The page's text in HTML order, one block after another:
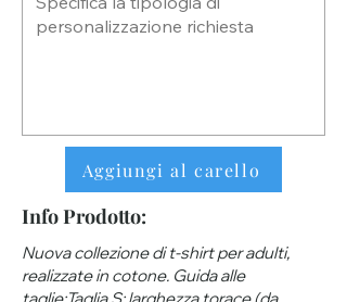
Aggiungi al carello
Info Prodotto:
Nuova collezione di t-shirt per adulti,
realizzate in cotone. Guida alle